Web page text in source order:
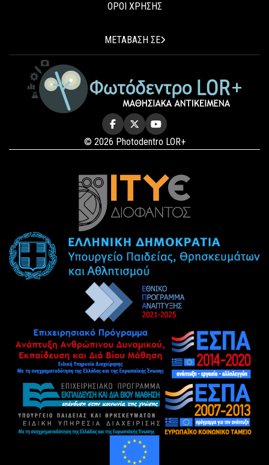
ΟΡΟΙ ΧΡΗΣΗΣ
ΜΕΤΑΒΑΣΗ ΣΕ
© 2026 Photodentro LOR+